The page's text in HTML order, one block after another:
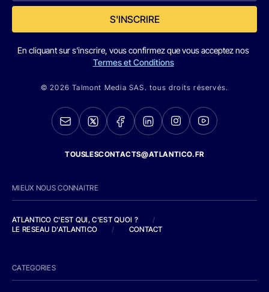
S'INSCRIRE
En cliquant sur s'inscrire, vous confirmez que vous acceptez nos
Termes et Conditions
© 2026 Talmont Media SAS. tous droits réservés.
TOUSLESCONTACTS@ATLANTICO.FR
MIEUX NOUS CONNAITRE
ATLANTICO C'EST QUI, C'EST QUOI ?
/
LE RESEAU D'ATLANTICO
/ CONTACT
CATEGORIES